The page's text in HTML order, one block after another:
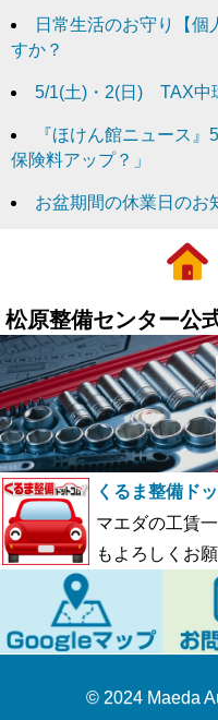
日常生活のお守り【個
すか？
5/1(土)・2(日) TAX中
『ほけん館ニュース
保険料アップ？」
お盆期間の休業日のお
松原整備センター公
くるま整備ド
マエダの工賃
もよろしくお
© 2024 Maeda